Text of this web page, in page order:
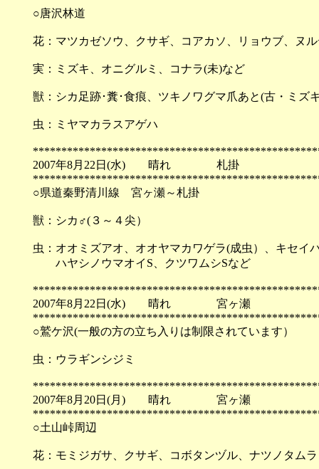
○唐沢林道
花：マツカゼソウ、クサギ、コアカソ、リョウブ、ヌ
実：ミズキ、オニグルミ、コナラ(未)など
獣：シカ足跡･糞･食痕、ツキノワグマ爪あと(古・ミズ
虫：ミヤマカラスアゲハ
2007年8月22日(水) 晴れ 札掛
○県道秦野清川線 宮ヶ瀬～札掛
獣：シカ♂(３～４尖）
虫：オオミズアオ、オオヤマカワゲラ(成虫）、キセイ
ハヤシノウマオイS、クツワムシSなど
2007年8月22日(水) 晴れ 宮ヶ瀬
○鷲ケ沢(一般の方の立ち入りは制限されています）
虫：ウラギンシジミ
2007年8月20日(月) 晴れ 宮ヶ瀬
○土山峠周辺
花：モミジガサ、クサギ、コボタンヅル、ナツノタム